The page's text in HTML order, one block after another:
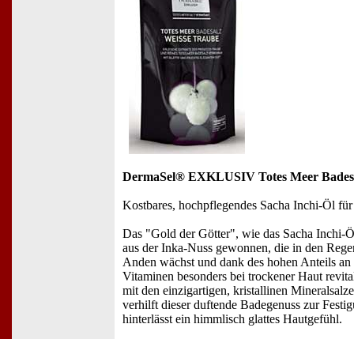
DermaSel® EXKLUSIV Totes Meer
Kostbares, hochpflegendes Sacha Inchi-Öl
Das "Gold der Götter", wie das Sacha Inchi-
aus der Inka-Nuss gewonnen, die in den
Anden wächst und dank des hohen Anteils
Vitaminen besonders bei trockener Haut
mit den einzigartigen, kristallinen
verhilft dieser duftende Badegenuss zur
hinterlässt ein himmlisch glattes Hautgefühl.